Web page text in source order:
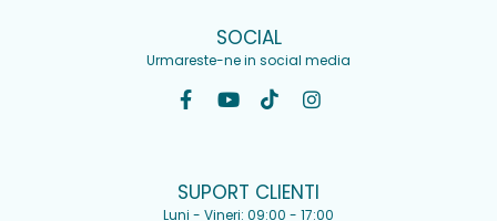
SOCIAL
Urmareste-ne in social media
SUPORT CLIENTI
Luni - Vineri: 09:00 - 17:00